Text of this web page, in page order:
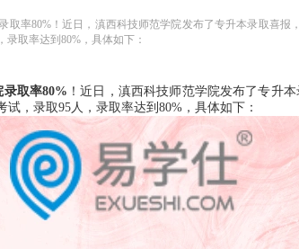
取率80%！近日，滇西科技师范学院发布了专升本录取喜报
录取率达到80%，具体如下：
录取率80% ！近日，滇西科技师范学院发布了专升
，录取95人，录取率达到80%，具体如下：